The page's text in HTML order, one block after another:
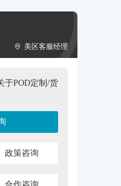
美区客服经理
于POD定制/货
政策咨询